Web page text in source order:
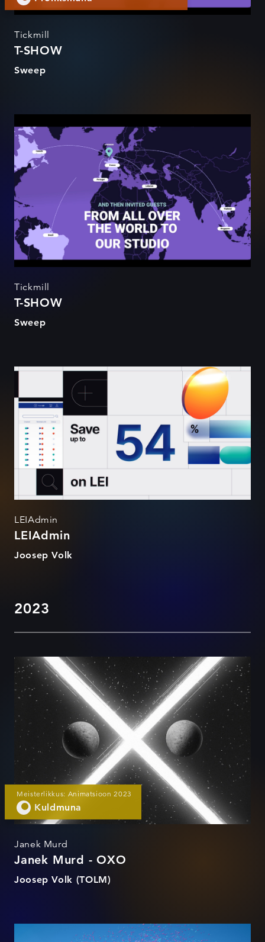
Tickmill
T-SHOW
Sweep
T-SHOW
Tickmill
T-SHOW
Sweep
LEIAdmin
LEIAdmin
LEIAdmin
Joosep Volk
2023
Janek Murd - OXO
Meisterlikkus: Animatsioon 2023
Kuldmuna
Janek Murd
Janek Murd - OXO
Joosep Volk (TOLM)
Lelo Dot Product Film